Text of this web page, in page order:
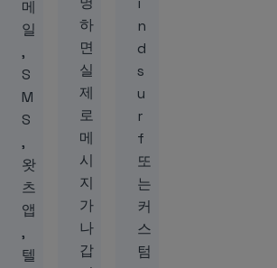
메
일
,
S
M
S
,
왓
츠
앱
,
텔
하
면
실
제
로
메
시
지
가
나
갑
n
d
s
u
r
f
또
는
커
스
텀